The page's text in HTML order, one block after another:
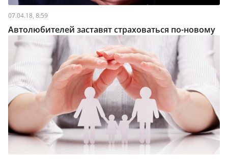
07.04.18, 8:59
Автолюбителей заставят страховаться по-новому